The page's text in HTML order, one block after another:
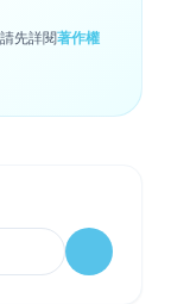
先詳閱著作權